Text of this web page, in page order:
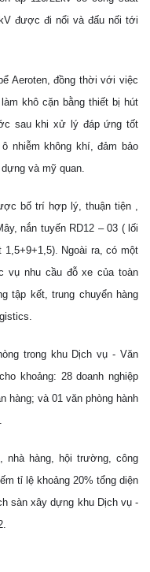
được đi nổi và đấu nối tới
Aeroten, đồng thời với việc
khô cặn bằng thiết bị hút
sau khi xử lý đáp ứng tốt
nhiễm không khí, đảm bảo
và mỹ quan.
bố trí hợp lý, thuận tiện ,
nắn tuyến RD12 – 03 ( lối
Ngoài ra, có một
vụ nhu cầu đỗ xe của toàn
tập kết, trung chuyển hàng
trong khu Dịch vụ - Văn
khoảng: 28 doanh nghiệp
hàng; và 01 văn phòng hành
nhà hàng, hội trường, công
tỉ lệ khoảng 20% tổng diện
sàn xây dựng khu Dịch vụ -